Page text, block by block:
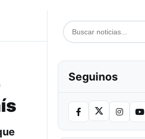
Seguinos